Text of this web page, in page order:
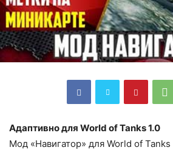
Адаптивно для World of Tanks 1.0
Мод «Навигатор» для World of